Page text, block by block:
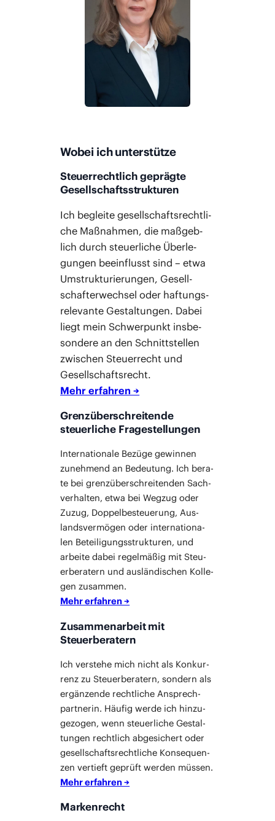
Wobei ich unterstütze
Steuerrechtlich geprägte
Gesellschaftsstrukturen
Ich beglei­te gesell­schafts­recht­li­
che Maß­nah­men, die maß­geb­
lich durch steu­er­li­che Über­le­
gun­gen beein­flusst sind – etwa
Umstruk­tu­rie­run­gen, Gesell­
schaf­ter­wech­sel oder haf­tungs­
re­le­van­te Gestal­tun­gen. Dabei
liegt mein Schwer­punkt ins­be­
son­de­re an den Schnitt­stel­len
zwi­schen Steu­er­recht und
Gesell­schafts­recht.
Mehr erfah­ren →
Grenzüberschreitende
steuerliche Fragestellungen
Inter­na­tio­na­le Bezü­ge gewin­nen
zuneh­mend an Bedeu­tung. Ich bera­
te bei grenz­über­schrei­ten­den Sach­
ver­hal­ten, etwa bei Weg­zug oder
Zuzug, Dop­pel­be­steue­rung, Aus­
lands­ver­mö­gen oder inter­na­tio­na­
len Betei­li­gungs­struk­tu­ren, und
arbei­te dabei regel­mä­ßig mit Steu­
er­be­ra­tern und aus­län­di­schen Kol­le­
gen zusam­men.
Mehr erfah­ren →
Zusammenarbeit mit
Steuerberatern
Ich ver­ste­he mich nicht als Kon­kur­
renz zu Steu­er­be­ra­tern, son­dern als
ergän­zen­de recht­li­che Ansprech­
part­ne­rin. Häu­fig wer­de ich hin­zu­
ge­zo­gen, wenn steu­er­li­che Gestal­
tun­gen recht­lich abge­si­chert oder
gesell­schafts­recht­li­che Kon­se­quen­
zen ver­tieft geprüft wer­den müs­sen.
Mehr erfah­ren →
Markenrecht